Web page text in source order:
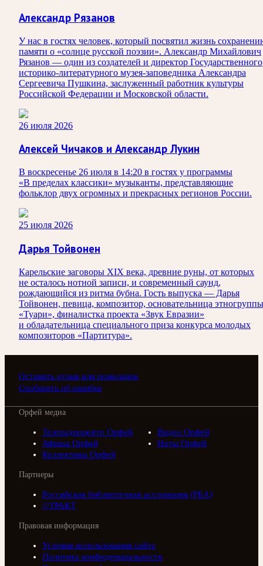
Александр Рязанов
У нас в гостях человек, который посвятил жизнь
памяти о «солнце русской поэзии». Александр Михайлович
Рязанов — один из создателей и директор Государственного
историко‑литературного музея‑заповедника Александра
Сергеевича Пушкина, заслуженный работник культуры
Российской Федерации и Московской области.
26 июля 2026
Алексей Чичаков и Александр Лукин
В воскресенье 26 июля в 14:20 в гостях у программы
«В пределах классики» музыканты, представляющие
фольклор двух огромных и прекрасных регионов России.
25 июля 2026
Дарья Тойвонен
Карельские заговоры XIX века, древние руны, от которых
не осталось нотной записи, и современный саунд,
рождающийся из ритма бубна. Гость выпуска — Дарья
Тойвонен, певица, композитор, основательница этногруппы
«Туари», финалистка проекта «Звук Евразии»
и обладательница специального приза конкурса молодых
композиторов «Партитура».
Оставить отзыв или пожелание
Сообщить об ошибке
Орфей медиа
Телерадиоцентр Орфей
Видео Орфей
Афиша Орфей
Ноты Орфей
Коллективы Орфей
Партнеры
Российская библиотечная ассоциация (РБА)
///ТРАКТ
Правовая информация
Условия использования сайта
Политика конфиденциальности